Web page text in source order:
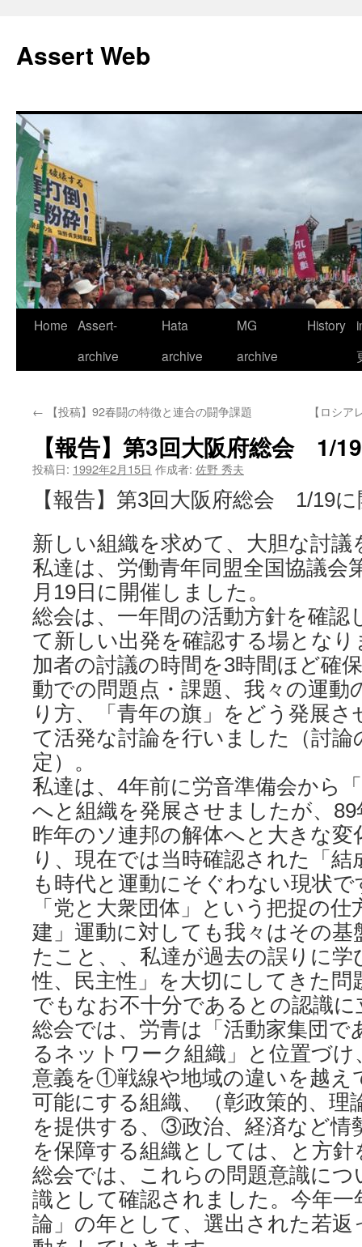
テ
ン
ス
キ
ッ
プ
Assert Web
Home Assert-
archive
Hata
archive
MG
archive
History
← 【投稿】92春闘の特徴と連合の闘争課題 【ロシ
【報告】第3回大阪府総会 1/
投稿日: 1992年2月15日 作成者: 佐野 秀夫
【報告】第3回大阪府総会 1/19に
新しい組織を求めて、大胆な討議
私達は、労働青年同盟全国協議会
月19日に開催しました。
総会は、一年間の活動方針を確認
て新しい出発を確認する場とな
加者の討議の時間を3時間ほど確
動での問題点・課題、我々の運動
り方、「青年の旗」をどう発展
て活発な討論を行いました（討論
定）。
私達は、4年前に労音準備会から
へと組織を発展させましたが、
昨年のソ連邦の解体へと大きな
り、現在では当時確認された「結
も時代と運動にそぐわない現状で
「党と大衆団体」という把捉の
建」運動に対しても我々はその
たこと、、私達が過去の誤りに学
性、民主性」を大切にしてきた問
でもなお不十分であるとの認識
総会では、労青は「活動家集団で
るネットワーク組織」と位置づけ
意義を①戦線や地域の違いを越え
可能にする組織、（彰政策的、理
を提供する、③政治、経済など情
を保障する組織としては、と方
総会では、これらの問題意識につ
識として確認されました。今年一
論」の年として、選出された若返